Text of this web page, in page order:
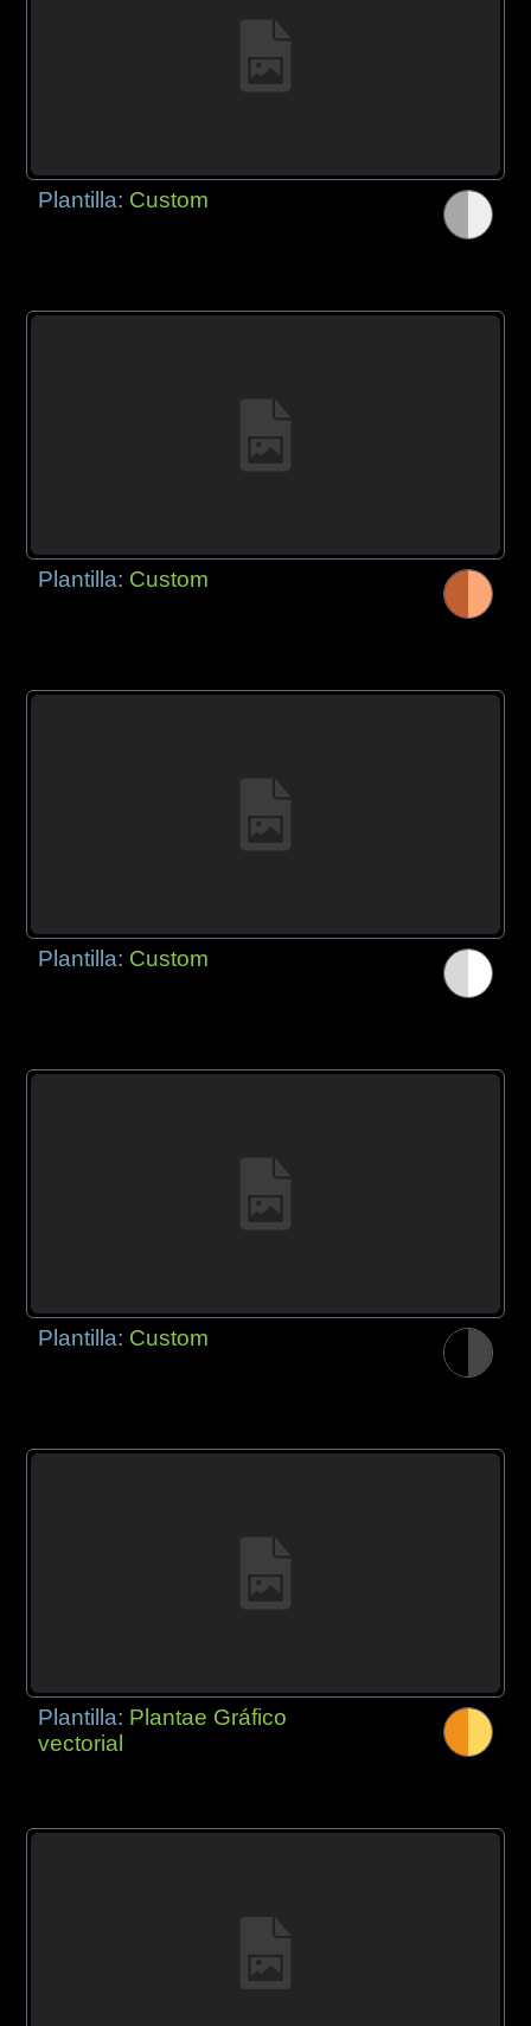
Plantilla: Custom
Plantilla: Custom
Plantilla: Custom
Plantilla: Custom
Plantilla: Plantae Gráfico
vectorial